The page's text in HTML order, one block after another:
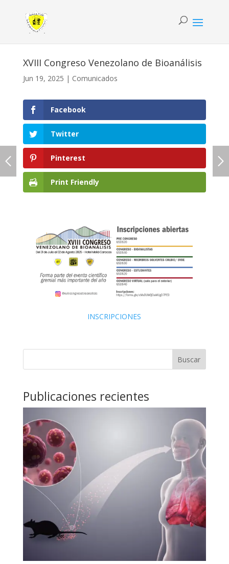
XVIII Congreso Venezolano de Bioanálisis
Jun 19, 2025 | Comunicados
Facebook
Twitter
Pinterest
Print Friendly
INSCRIPCIONES
Buscar
Publicaciones recientes